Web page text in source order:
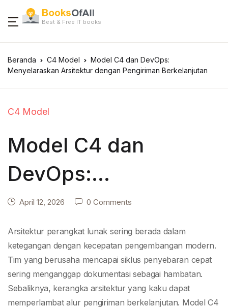
Best & Free IT books
Beranda C4 Model
Model C4 dan DevOps:
Menyelaraskan Arsitektur dengan Pengiriman Berkelanjutan
C4 Model
Model C4 dan
DevOps:
Menyelaraskan
Arsitektur dengan
Pengiriman
Berkelanjutan
April 12, 2026 0 Comments
Arsitektur perangkat lunak sering berada dalam
ketegangan dengan kecepatan pengembangan modern.
Tim yang berusaha mencapai siklus penyebaran cepat
sering menganggap dokumentasi sebagai hambatan.
Sebaliknya, kerangka arsitektur yang kaku dapat
memperlambat alur pengiriman berkelanjutan. Model C4